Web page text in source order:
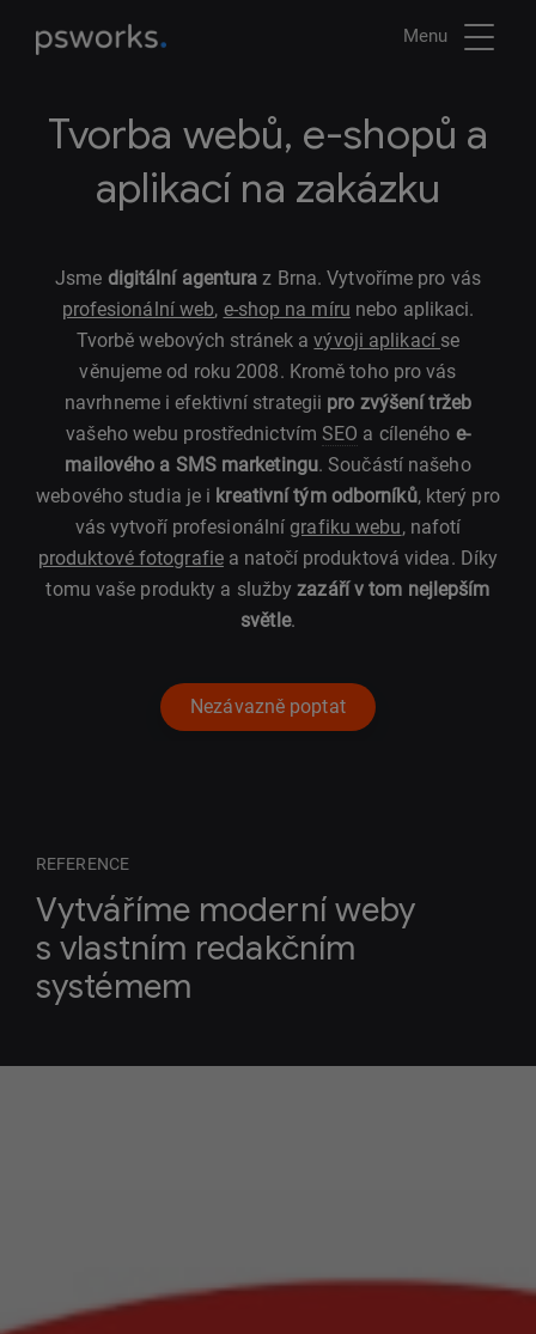
Menu
Tvorba webů, e-shopů a
aplikací na zakázku
Jsme digitální agentura z Brna. Vytvoříme pro vás
profesionální web, e-shop na míru nebo aplikaci.
Tvorbě webových stránek avývoji aplikací se
věnujeme od roku 2008. Kromě toho pro vás
navrhneme i efektivní strategii pro zvýšení tržeb
vašeho webu prostřednictvím SEO a cíleného e-
mailového a SMS marketingu. Součástí našeho
webového studia je i kreativní tým odborníků, který pro
vás vytvoří profesionálnígrafiku webu, nafotí
produktové fotografiea natočí produktová videa. Díky
tomu vaše produkty a službyzazáří v tom nejlepším
světle.
Nezávazně poptat
REFERENCE
Vytváříme moderní weby
s vlastním redakčním
systémem